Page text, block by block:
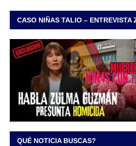
CASO NIÑAS TALIO – ENTREVISTA
QUÉ NOTICIA BUSCAS?